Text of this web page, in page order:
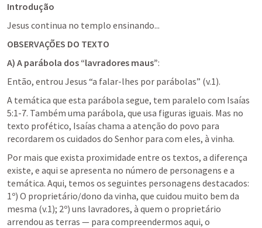
Introdução
Jesus continua no templo ensinando...
OBSERVAÇÕES DO TEXTO
A) A parábola dos “lavradores maus”:
Então, entrou Jesus “a falar-lhes por parábolas” (v.1).
A temática que esta parábola segue, tem paralelo com Isaías
5:1-7. Também uma parábola, que usa figuras iguais. Mas no
texto profético, Isaías chama a atenção do povo para
recordarem os cuidados do Senhor para com eles, à vinha.
Por mais que exista proximidade entre os textos, a diferença
existe, e aqui se apresenta no número de personagens e a
temática. Aqui, temos os seguintes personagens destacados:
1º) O proprietário/dono da vinha, que cuidou muito bem da
mesma (v.1); 2º) uns lavradores, à quem o proprietário
arrendou as terras — para compreendermos aqui, o